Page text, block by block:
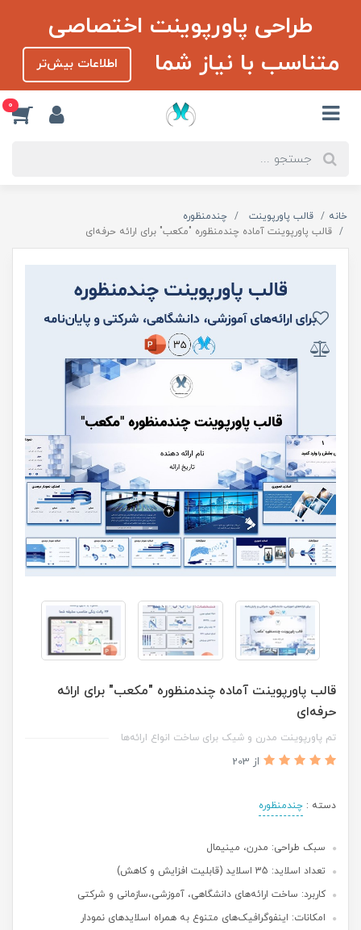
طراحی پاورپوینت اختصاصی
متناسب با نیاز شما
اطلاعات بیش‌تر
0
خانه قالب پاورپوینت
چندمنظوره
قالب پاورپوینت آماده چندمنظوره "مکعب" برای ارائه حرفه‌ای
قالب پاورپوینت آماده چندمنظوره "مکعب" برای ارائه
حرفه‌ای
تم پاورپوینت مدرن و شیک برای ساخت انواع ارائه‌ها
از 203
دسته : چندمنظوره
سبک طراحی: مدرن، مینیمال
تعداد اسلاید: 35 اسلاید (قابلیت افزایش و کاهش)
کاربرد: ساخت ارائه‌های دانشگاهی، آموزشی،‌سازمانی و شرکتی
امکانات: اینفوگرافیک‌های متنوع به همراه اسلایدهای نمودار